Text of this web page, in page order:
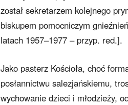
został sekretarzem kolejnego
biskupem pomocniczym
latach 1957–1977 – przyp. red.].
Jako pasterz Kościoła, choć
posłannictwu salezjańskiemu,
wychowanie dzieci i młodzieży,